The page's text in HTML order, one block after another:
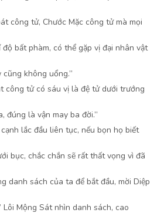
công tử, Chước Mặc công tử mà mọi
bất phàm, có thể gặp vị đại nhân vật
không uổng.”
công tử có sáu vị là đệ tử dưới trướng
đúng là vận may ba đời.”
lắc đầu liên tục, nếu bọn họ biết
bục, chắc chắn sẽ rất thất vọng vì đã
danh sách của ta để bắt đầu, mời Diệp
Lôi Mộng Sát nhìn danh sách, cao